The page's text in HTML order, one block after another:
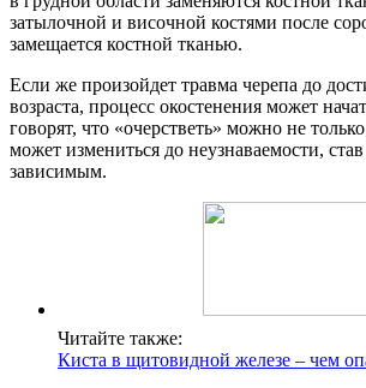
затылочной и височной костями после
замещается костной тканью.
Если же произойдет травма черепа до
возраста, процесс окостенения может
говорят, что «очерстветь» можно не
может измениться до неузнаваемости,
зависимым.
Читайте также:
Киста в щитовидной железе – чем